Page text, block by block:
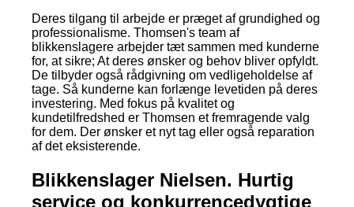
Deres tilgang til arbejde er præget af grundighed og
professionalisme. Thomsen's team af
blikkenslagere arbejder tæt sammen med kunderne
for, at sikre; At deres ønsker og behov bliver opfyldt.
De tilbyder også rådgivning om vedligeholdelse af
tage. Så kunderne kan forlænge levetiden på deres
investering. Med fokus på kvalitet og
kundetilfredshed er Thomsen et fremragende valg
for dem. Der ønsker et nyt tag eller også reparation
af det eksisterende.
Blikkenslager Nielsen. Hurtig
service og konkurrencedygtige